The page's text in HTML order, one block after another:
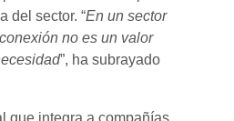
del sector. “En un sector
no es un valor
”, ha subrayado
que integra a compañías